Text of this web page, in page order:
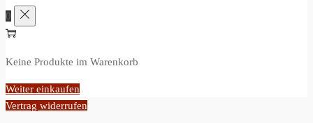
0
Keine Produkte im Warenkorb
Weiter einkaufen
Vertrag widerrufen